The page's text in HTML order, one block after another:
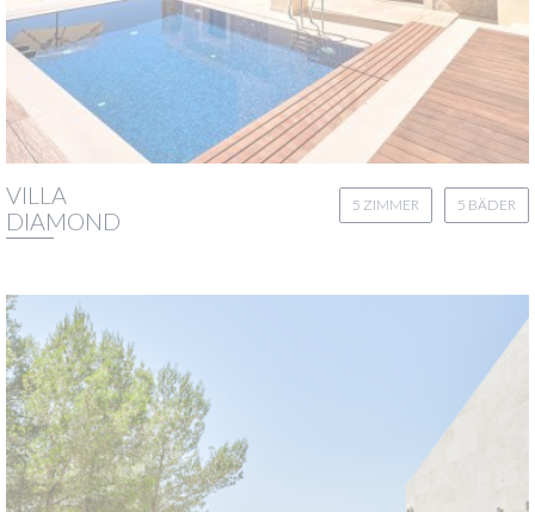
VILLA
DIAMOND
5 BÄDER
5 ZIMMER